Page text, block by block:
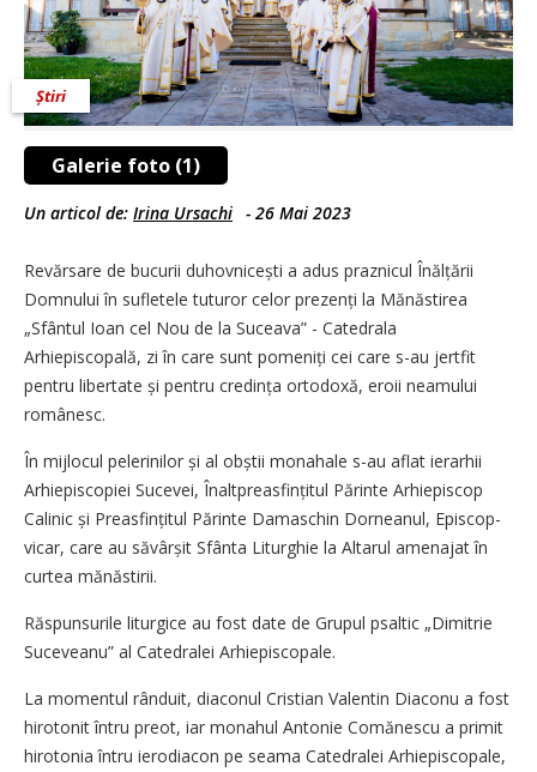
Galerie foto (1)
Știri
Un articol de: Irina Ursachi - 26 Mai 2023
Revărsare de bucurii duhov­nicești a adus praznicul Înălțării
Domnului în sufletele tuturor celor prezenți la Mănăstirea
„Sfântul Ioan cel Nou de la Suceava” - Catedrala
Arhiepiscopală, zi în care sunt po­meniți cei care s-au jertfit
pentru libertate și pentru credința ortodoxă, eroii neamului
românesc.
În mijlocul pelerinilor și al obștii monahale s-au aflat ierarhii
Arhiepiscopiei Sucevei, Înalt­prea­sfințitul Părinte Arhiepiscop
Calinic și Prea­sfințitul Părinte Damaschin Dorneanul, Episcop-
vicar, care au săvâr­șit Sfânta Liturghie la Altarul amenajat în
curtea mănăstirii.
Răspunsurile liturgice au fost date de Grupul psaltic „Dimitrie
Suceveanu” al Catedralei Arhiepiscopale.
La momentul rânduit, diaconul Cristian Valentin Diaconu a fost
hirotonit întru preot, iar monahul Antonie Comănescu a primit
hirotonia întru ierodiacon pe seama Catedralei Arhiepiscopale,